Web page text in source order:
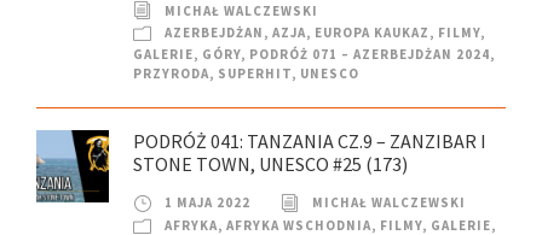
MICHAŁ WALCZEWSKI
AZERBEJDŻAN , AZJA, EUROPA KAUKAZ , FILMY,
GALERIE, GÓRY, PODRÓŻ 071 – AZERBEJDŻAN 2024,
PRZYRODA, SUPERHIT, UNESCO
PODRÓŻ 041: TANZANIA CZ.9 – ZANZIBAR I
STONE TOWN, UNESCO #25 (173)
1 MAJA 2022
MICHAŁ WALCZEWSKI
AFRYKA, AFRYKA WSCHODNIA, FILMY, GALERIE,